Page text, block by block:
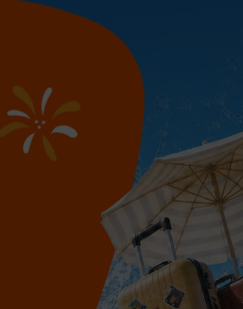
曼谷的機票
相鐵Fresa Inn - 銀座七丁目的住宿
相鐵Fresa Inn - 銀座七丁目的住宿